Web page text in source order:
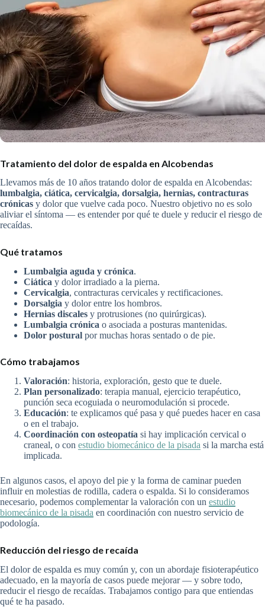
Tratamiento del dolor de espalda en Alcobendas
Llevamos más de 10 años tratando dolor de espalda en Alcobendas:
lumbalgia, ciática, cervicalgia, dorsalgia, hernias, contracturas
crónicas y dolor que vuelve cada poco. Nuestro objetivo no es solo
aliviar el síntoma — es entender por qué te duele y reducir el riesgo de
recaídas.
Qué tratamos
Lumbalgia aguda y crónica.
Ciática y dolor irradiado a la pierna.
Cervicalgia, contracturas cervicales y rectificaciones.
Dorsalgia y dolor entre los hombros.
Hernias discales y protrusiones (no quirúrgicas).
Lumbalgia crónica o asociada a posturas mantenidas.
Dolor postural por muchas horas sentado o de pie.
Cómo trabajamos
Valoración: historia, exploración, gesto que te duele.
Plan personalizado: terapia manual, ejercicio terapéutico,
punción seca ecoguiada o neuromodulación si procede.
Educación: te explicamos qué pasa y qué puedes hacer en casa
o en el trabajo.
Coordinación con osteopatía si hay implicación cervical o
craneal, o con estudio biomecánico de la pisada si la marcha está
implicada.
En algunos casos, el apoyo del pie y la forma de caminar pueden
influir en molestias de rodilla, cadera o espalda. Si lo consideramos
necesario, podemos complementar la valoración con un estudio
biomecánico de la pisada en coordinación con nuestro servicio de
podología.
Reducción del riesgo de recaída
El dolor de espalda es muy común y, con un abordaje fisioterapéutico
adecuado, en la mayoría de casos puede mejorar — y sobre todo,
reducir el riesgo de recaídas. Trabajamos contigo para que entiendas
qué te ha pasado.